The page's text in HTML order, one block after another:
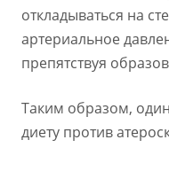
откладываться на
артериальное
препятствуя
Таким образом,
диету против